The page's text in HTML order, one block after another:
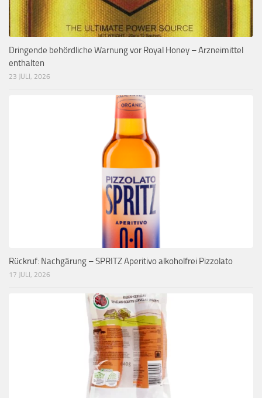
Dringende behördliche Warnung vor Royal Honey – Arzneimittel
enthalten
23 JULI, 2026
Rückruf: Nachgärung – SPRITZ Aperitivo alkoholfrei Pizzolato
17 JULI, 2026